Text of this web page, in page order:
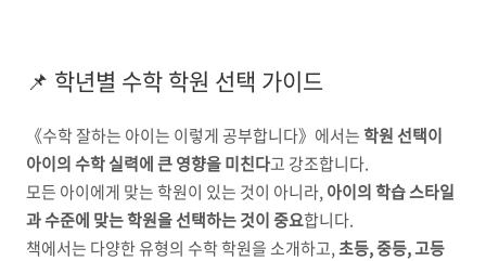
📌 학년별 수학 학원 선택 가이드
《수학 잘하는 아이는 이렇게 공부합니다》에서는학원 선택이
아이의 수학 실력에 큰 영향을 미친다고 강조합니다.
모든 아이에게 맞는 학원이 있는 것이 아니라, 아이의 학습 스타일
과 수준에 맞는 학원을 선택하는 것이 중요합니다.
책에서는 다양한 유형의 수학 학원을 소개하고,초등, 중등, 고등